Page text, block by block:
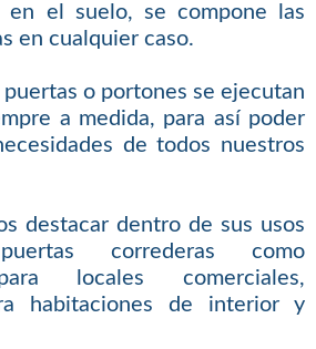
en el suelo, se compone las
en cualquier caso.
o portones se ejecutan
a medida, para así poder
de todos nuestros
destacar dentro de sus usos
correderas como
locales comerciales,
habitaciones de interior y